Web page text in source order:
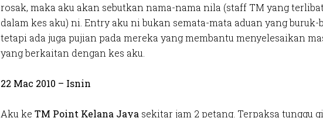
rosak, maka aku akan sebutkan nama-nama nila (staff TM yang terlibat
dalam kes aku) ni. Entry aku ni bukan semata-mata aduan yang buruk-
tetapi ada juga pujian pada mereka yang membantu menyelesaikan
yang berkaitan dengan kes aku.
22 Mac 2010 – Isnin
Aku ke TM Point Kelana Jaya sekitar jam 2 petang. Terpaksa tunggu